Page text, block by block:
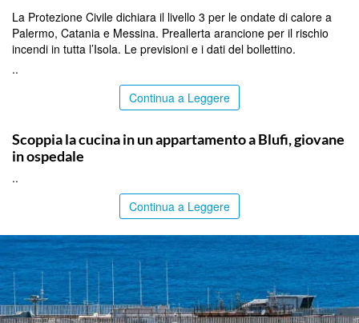
La Protezione Civile dichiara il livello 3 per le ondate di calore a
Palermo, Catania e Messina. Preallerta arancione per il rischio
incendi in tutta l’Isola. Le previsioni e i dati del bollettino.
..
Continua a Leggere
Scoppia la cucina in un appartamento a Blufi, giovane
in ospedale
..
Continua a Leggere